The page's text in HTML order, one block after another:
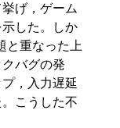
げ，ゲーム
した。しか
と重なった上
バグの発
，入力遅延
こうした不